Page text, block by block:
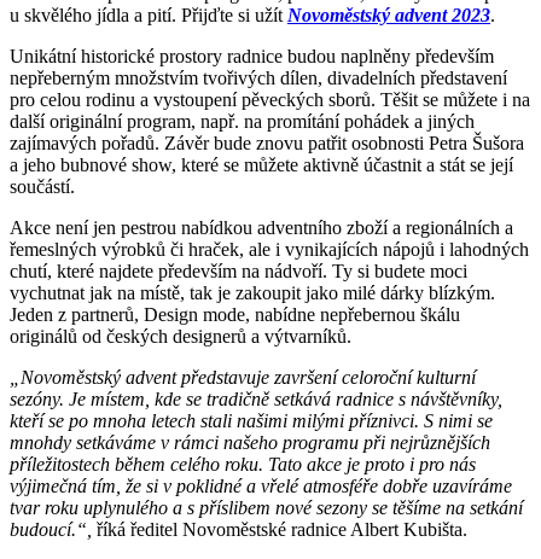
u skvělého jídla a pití. Přijďte si užít Novoměstský advent 2023.
Unikátní historické prostory radnice budou naplněny především
nepřeberným množstvím tvořivých dílen, divadelních představení
pro celou rodinu a vystoupení pěveckých sborů. Těšit se můžete i na
další originální program, např. na promítání pohádek a jiných
zajímavých pořadů. Závěr bude znovu patřit osobnosti Petra Šušora
a jeho bubnové show, které se můžete aktivně účastnit a stát se její
součástí.
Akce není jen pestrou nabídkou adventního zboží a regionálních a
řemeslných výrobků či hraček, ale i vynikajících nápojů i lahodných
chutí, které najdete především na nádvoří. Ty si budete moci
vychutnat jak na místě, tak je zakoupit jako milé dárky blízkým.
Jeden z partnerů, Design mode, nabídne nepřebernou škálu
originálů od českých designerů a výtvarníků.
„Novoměstský advent představuje završení celoroční kulturní
sezóny. Je místem, kde se tradičně setkává radnice s návštěvníky,
kteří se po mnoha letech stali našimi milými příznivci. S nimi se
mnohdy setkáváme v rámci našeho programu při nejrůznějších
příležitostech během celého roku. Tato akce je proto i pro nás
výjimečná tím, že si v poklidné a vřelé atmosféře dobře uzavíráme
tvar roku uplynulého a s příslibem nové sezony se těšíme na setkání
budoucí.“, říká ředitel Novoměstské radnice Albert Kubišta.